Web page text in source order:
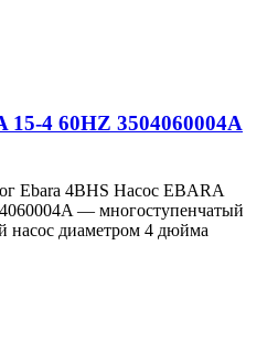
15-4 60HZ 3504060004A
Ebara 4BHS Насос EBARA
— многоступенчатый
диаметром 4 дюйма